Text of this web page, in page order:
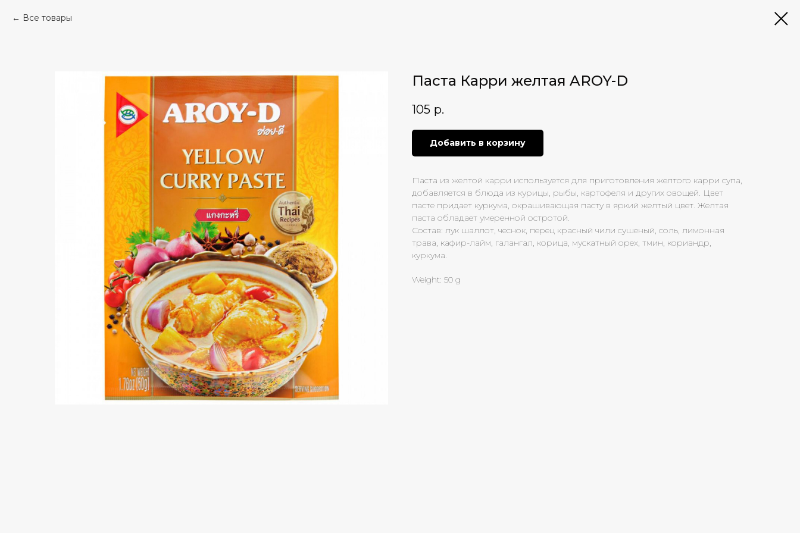
Все товары
Паста Карри желтая AROY-D
105 р.
Добавить в корзину
Паста из желтой карри используется для приготовления желтого карри супа,
добавляется в блюда из курицы, рыбы, картофеля и других овощей. Цвет
пасте придает куркума, окрашивающая пасту в яркий желтый цвет. Желтая
паста обладает умеренной остротой.
Состав: лук шаллот, чеснок, перец красный чили сушеный, соль, лимонная
трава, кафир-лайм, галангал, корица, мускатный орех, тмин, кориандр,
куркума.
Weight: 50 g